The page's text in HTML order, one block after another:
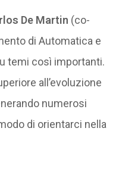
De Martin (co-
di Automatica e
temi così importanti.
all’evoluzione
numerosi
di orientarci nella